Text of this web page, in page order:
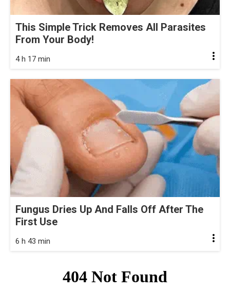
This Simple Trick Removes All Parasites
From Your Body!
4 h 17 min
Fungus Dries Up And Falls Off After The
First Use
6 h 43 min